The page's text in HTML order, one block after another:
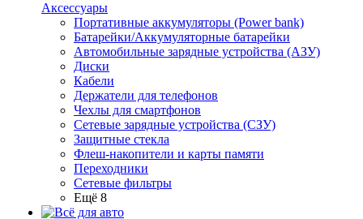
Аксессуары
Портативные аккумуляторы (Power bank)
Батарейки/Аккумуляторные батарейки
Автомобильные зарядные устройства (АЗУ)
Диски
Кабели
Держатели для телефонов
Чехлы для смартфонов
Сетевые зарядные устройства (СЗУ)
Защитные стекла
Флеш-накопители и карты памяти
Переходники
Сетевые фильтры
Ещё 8